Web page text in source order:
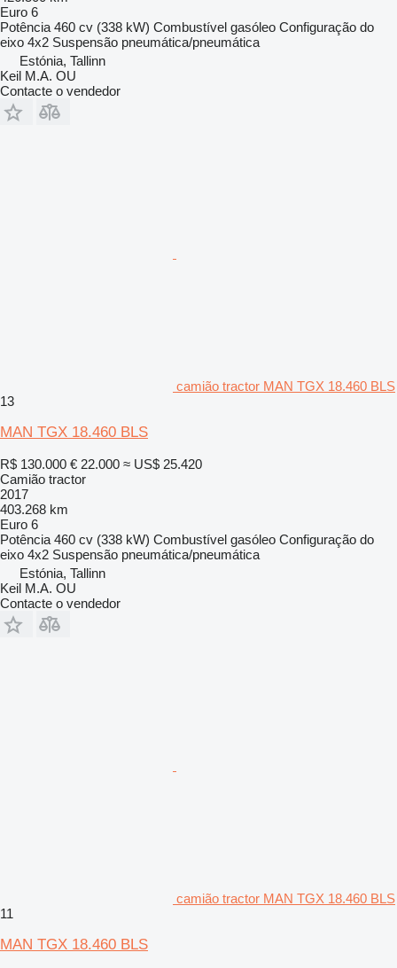
Euro 6
Potência 460 cv (338 kW) Combustível gasóleo Configuração do
eixo 4x2 Suspensão pneumática/pneumática
Estónia, Tallinn
Keil M.A. OU
Contacte o vendedor
camião tractor MAN TGX 18.460 BLS
13
MAN TGX 18.460 BLS
R$ 130.000 € 22.000 ≈ US$ 25.420
Camião tractor
2017
403.268 km
Euro 6
Potência 460 cv (338 kW) Combustível gasóleo Configuração do
eixo 4x2 Suspensão pneumática/pneumática
Estónia, Tallinn
Keil M.A. OU
Contacte o vendedor
camião tractor MAN TGX 18.460 BLS
11
MAN TGX 18.460 BLS